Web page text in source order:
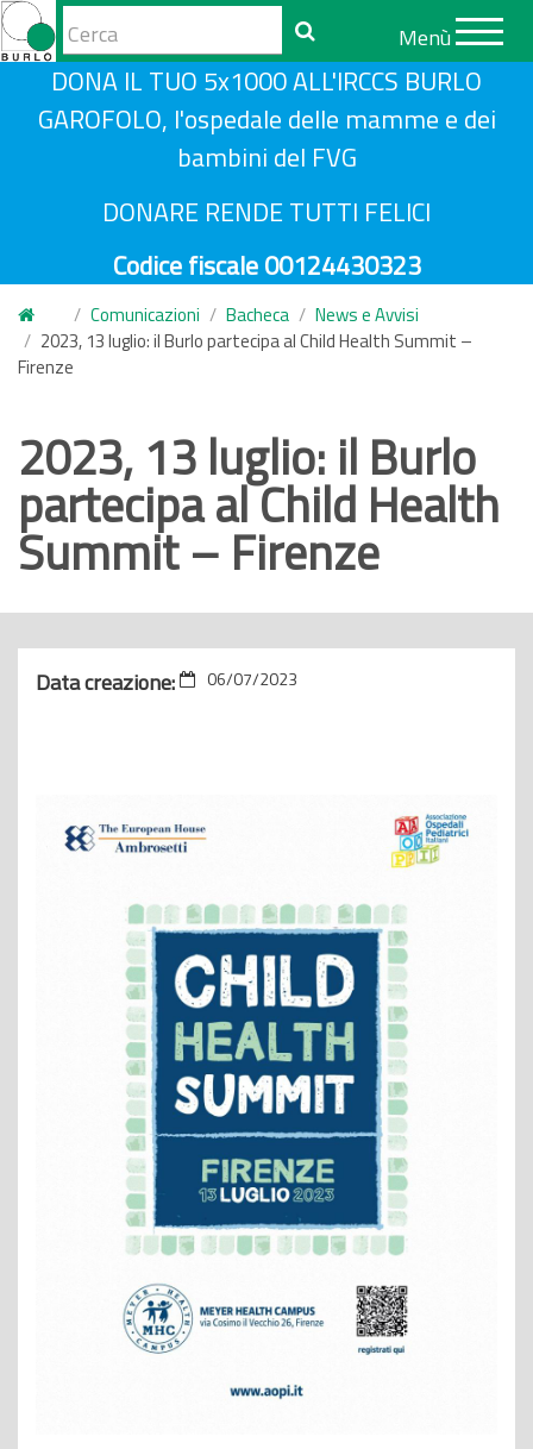
Form
di
ricerca
Cerca
DONA IL TUO 5x1000 ALL'IRCCS BURLO
GAROFOLO, l'ospedale delle mamme e dei
bambini del FVG
DONARE RENDE TUTTI FELICI
Codice fiscale 00124430323
Menù
Comunicazioni Bacheca
News e Avvisi
2023, 13 luglio: il Burlo partecipa al Child Health Summit –
Firenze
2023, 13 luglio: il Burlo
partecipa al Child Health
Summit – Firenze
Data creazione: 06/07/2023